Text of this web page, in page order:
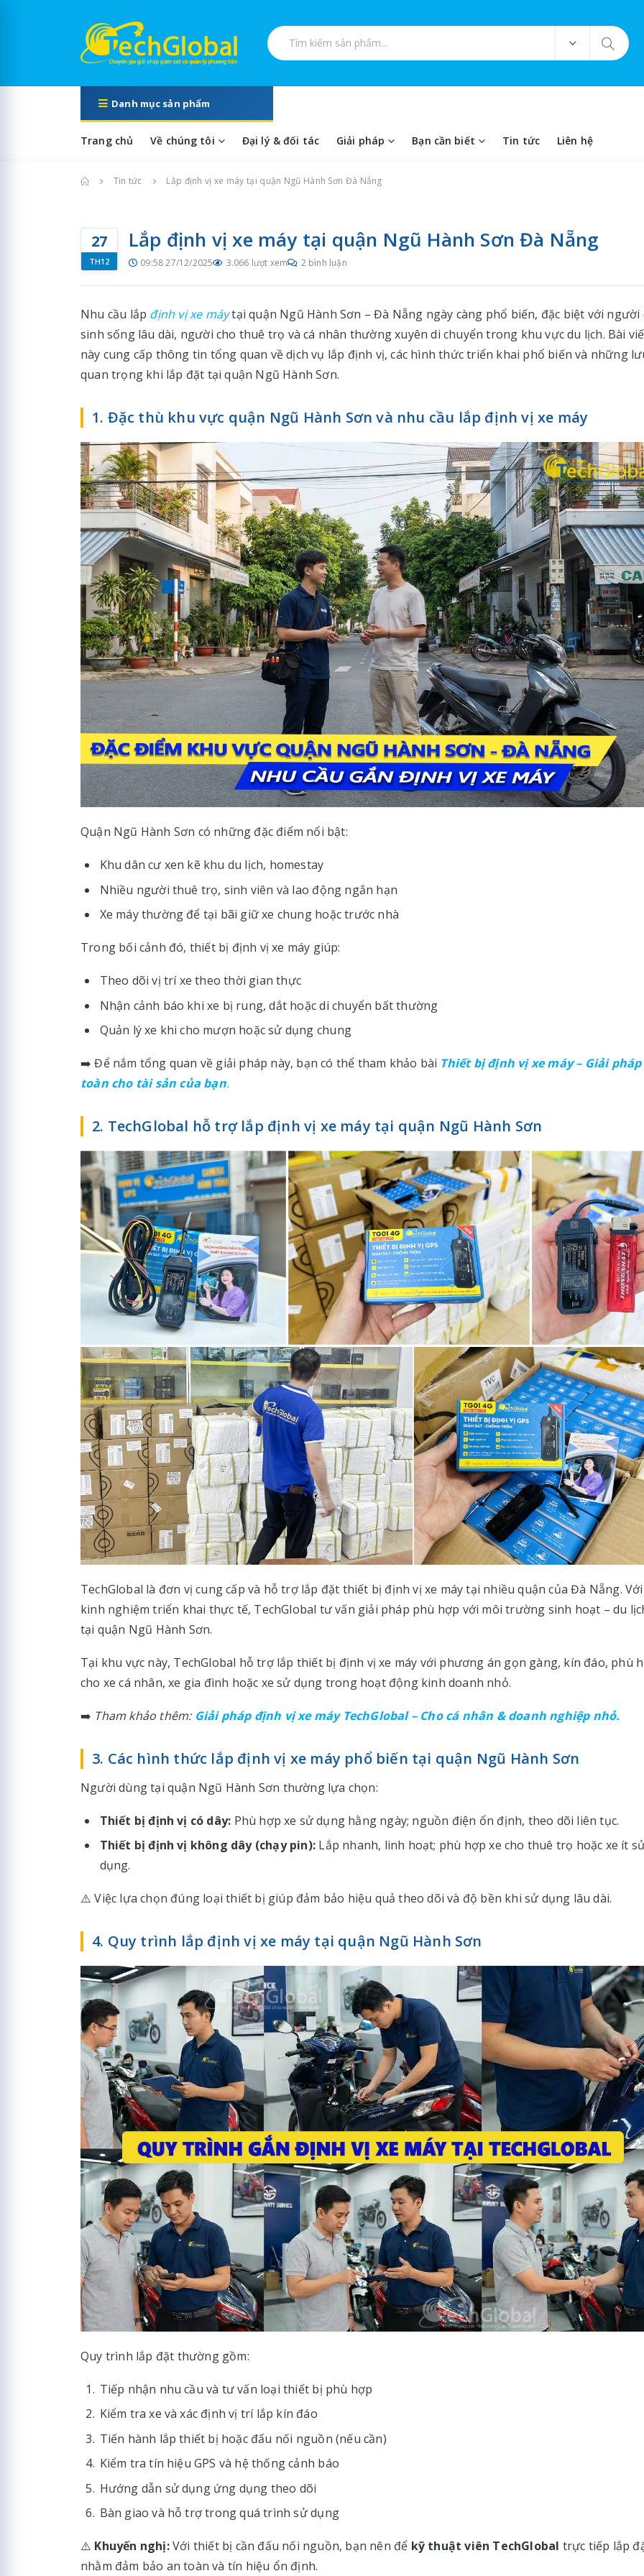
Tìm kiếm sản phẩm
Danh mục sản phẩm
Trang chủ Về chúng tôi Đại lý & đối tác Giải pháp Bạn cần biết Tin tức Liên hệ
Trang chủ
Tin tức Lắp định vị xe máy tại quận Ngũ Hành Sơn Đà Nẵng
27
TH12
Lắp định vị xe máy tại quận Ngũ Hành Sơn Đà Nẵng
09:58 27/12/2025 3.066 lượt xem 2 bình luận
Nhu cầu lắp định vị xe máytại quận Ngũ Hành Sơn – Đà Nẵng ngày càng phổ biến, đặc biệt với người
sinh sống lâu dài, người cho thuê trọ và cá nhân thường xuyên di chuyển trong khu vực du lịch. Bài
này cung cấp thông tin tổng quan về dịch vụ lắp định vị, các hình thức triển khai phổ biến và những
quan trọng khi lắp đặt tại quận Ngũ Hành Sơn.
1. Đặc thù khu vực quận Ngũ Hành Sơn và nhu cầu lắp định vị xe máy
Quận Ngũ Hành Sơn có những đặc điểm nổi bật:
Khu dân cư xen kẽ khu du lịch, homestay
Nhiều người thuê trọ, sinh viên và lao động ngắn hạn
Xe máy thường để tại bãi giữ xe chung hoặc trước nhà
Trong bối cảnh đó, thiết bị định vị xe máy giúp:
Theo dõi vị trí xe theo thời gian thực
Nhận cảnh báo khi xe bị rung, dắt hoặc di chuyển bất thường
Quản lý xe khi cho mượn hoặc sử dụng chung
➡️ Để nắm tổng quan về giải pháp này, bạn có thể tham khảo bài Thiết bị định vị xe máy – Giải
toàn cho tài sản của bạn.
2. TechGlobal hỗ trợ lắp định vị xe máy tại quận Ngũ Hành Sơn
TechGlobal là đơn vị cung cấp và hỗ trợ lắp đặt thiết bị định vị xe máy tại nhiều quận của Đà Nẵng. Với
kinh nghiệm triển khai thực tế, TechGlobal tư vấn giải pháp phù hợp với môi trường sinh hoạt – du
tại quận Ngũ Hành Sơn.
Tại khu vực này, TechGlobal hỗ trợ lắp thiết bị định vị xe máy với phương án gọn gàng, kín đáo, phù
cho xe cá nhân, xe gia đình hoặc xe sử dụng trong hoạt động kinh doanh nhỏ.
➡️ Tham khảo thêm: Giải pháp định vị xe máy TechGlobal – Cho cá nhân & doanh nghiệp nhỏ.
3. Các hình thức lắp định vị xe máy phổ biến tại quận Ngũ Hành Sơn
Người dùng tại quận Ngũ Hành Sơn thường lựa chọn:
Thiết bị định vị có dây: Phù hợp xe sử dụng hằng ngày; nguồn điện ổn định, theo dõi liên tục.
Thiết bị định vị không dây (chạy pin): Lắp nhanh, linh hoạt; phù hợp xe cho thuê trọ hoặc xe ít
dụng.
⚠️ Việc lựa chọn đúng loại thiết bị giúp đảm bảo hiệu quả theo dõi và độ bền khi sử dụng lâu dài.
4. Quy trình lắp định vị xe máy tại quận Ngũ Hành Sơn
Quy trình lắp đặt thường gồm:
Tiếp nhận nhu cầu và tư vấn loại thiết bị phù hợp
Kiểm tra xe và xác định vị trí lắp kín đáo
Tiến hành lắp thiết bị hoặc đấu nối nguồn (nếu cần)
Kiểm tra tín hiệu GPS và hệ thống cảnh báo
Hướng dẫn sử dụng ứng dụng theo dõi
Bàn giao và hỗ trợ trong quá trình sử dụng
⚠️ Khuyến nghị:Với thiết bị cần đấu nối nguồn, bạn nên để kỹ thuật viên TechGlobal trực tiếp lắp
nhằm đảm bảo an toàn và tín hiệu ổn định.